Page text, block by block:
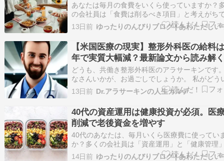
あなたは毎月の食費をいくら使っていますか？
の会社員は「食費は削るべき項目」と考えがち
が、これは大きな誤解です。実は、食事を戦略
管理することで、年100万円の貯蓄と健康な体
を手に入れることができます。 食費削減と健康
は相反するものではありません。むしろ、正し
13日前
【米国医療の現実】整形外科医の給料
年で実質大幅減？最新論文から読み解
酬の推移
どうも、共働き整形外科医のアラサーキンです
なさんいかが、お過ごしでしょうか。 私がどう
者かについては、
https://note.com/kakedasi_dr/n/
に書いていますのでよければご覧ください。 最
んだ英語論文…
13日前 Dr.アラサーキンの人生カルテ
40代の資産運用は健康投資が必須。医
削減で老後資金を増やす
40代のあなたは、毎月いくら医療費に使ってい
か？多くの会社員は「資産運用」と「健康管理
別々に考えていますが、実はこの2つは切り離
14日前